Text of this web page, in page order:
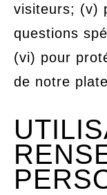
visiteurs; (v)
questions
(vi) pour
de notre